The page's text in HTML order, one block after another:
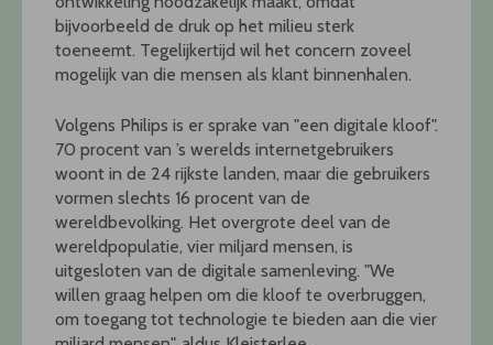
bijvoorbeeld de druk op het milieu sterk
toeneemt. Tegelijkertijd wil het concern zoveel
mogelijk van die mensen als klant binnenhalen.
Volgens Philips is er sprake van "een digitale kloof".
70 procent van ’s werelds internetgebruikers
woont in de 24 rijkste landen, maar die gebruikers
vormen slechts 16 procent van de
wereldbevolking. Het overgrote deel van de
wereldpopulatie, vier miljard mensen, is
uitgesloten van de digitale samenleving. "We
willen graag helpen om die kloof te overbruggen,
om toegang tot technologie te bieden aan die vier